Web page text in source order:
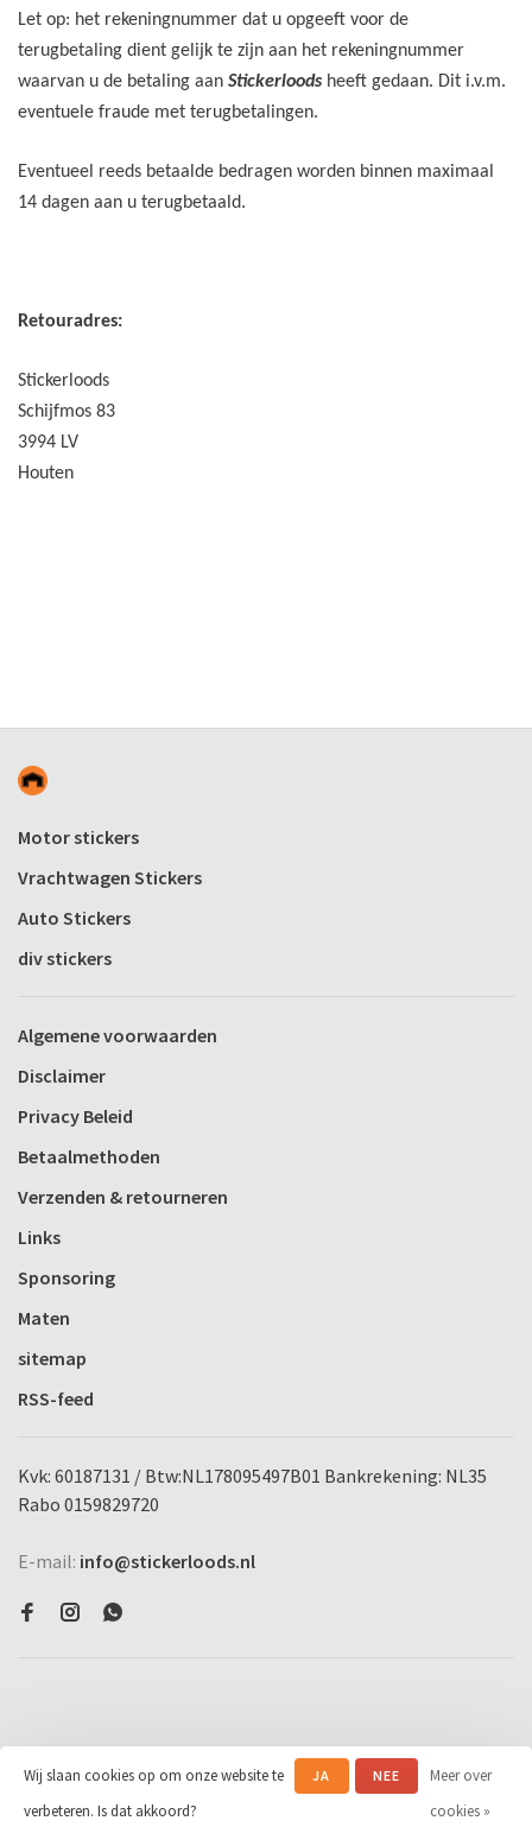
Let op: het rekeningnummer dat u opgeeft voor de
terugbetaling dient gelijk te zijn aan het rekeningnummer
waarvan u de betaling aan Stickerloods heeft gedaan. Dit i.v.m.
eventuele fraude met terugbetalingen.
Eventueel reeds betaalde bedragen worden binnen maximaal
14 dagen aan u terugbetaald.
Retouradres:
Stickerloods
Schijfmos 83
3994 LV
Houten
Motor stickers
Vrachtwagen Stickers
Auto Stickers
div stickers
Algemene voorwaarden
Disclaimer
Privacy Beleid
Betaalmethoden
Verzenden & retourneren
Links
Sponsoring
Maten
sitemap
RSS-feed
Kvk: 60187131 / Btw:NL178095497B01 Bankrekening: NL35
Rabo 0159829720
E-mail: info@stickerloods.nl
© Copyright 2026 Stickerloods.nl-
Powered by
Lightspeed
- Theme by
Huysmans.me
Wij slaan cookies op om onze website te
verbeteren. Is dat akkoord?
JA NEE
Meer over
cookies »